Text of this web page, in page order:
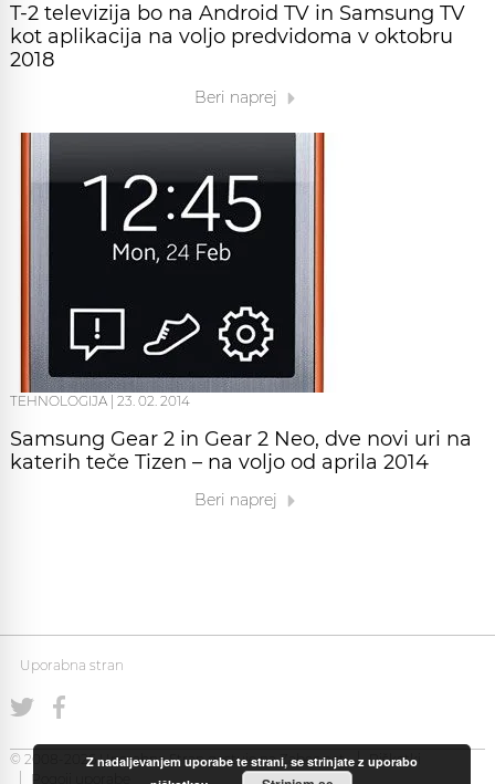
T-2 televizija bo na Android TV in Samsung TV
kot aplikacija na voljo predvidoma v oktobru
2018
Beri naprej
TEHNOLOGIJA 23. 02. 2014
Samsung Gear 2 in Gear 2 Neo, dve novi uri na
katerih teče Tizen – na voljo od aprila 2014
Beri naprej
Uporabna stran
© 2008-2026 Uporabna Stran gostuje naZabec.net
Piškotki
Pogoji uporabe
Z nadaljevanjem uporabe te strani, se strinjate z uporabo